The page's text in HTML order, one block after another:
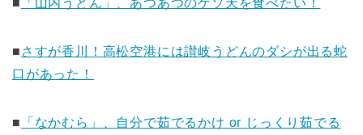
■ 「山内うどん」、あつあつのゲソ天を食べたい！
■ さすが香川！高松空港には讃岐うどんのダシが出る蛇
口があった！
■
「なかむら」、自分で茹でるかけ or じっくり茹でる